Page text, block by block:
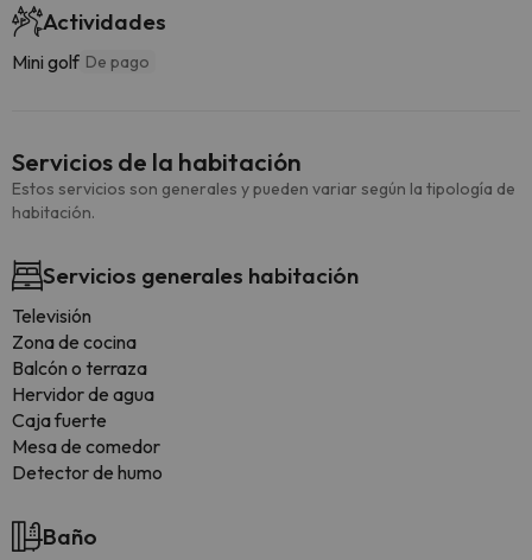
Actividades
Mini golf De pago
Servicios de la habitación
Estos servicios son generales y pueden variar según la tipología de
habitación.
Servicios generales habitación
Televisión
Zona de cocina
Balcón o terraza
Hervidor de agua
Caja fuerte
Mesa de comedor
Detector de humo
Baño